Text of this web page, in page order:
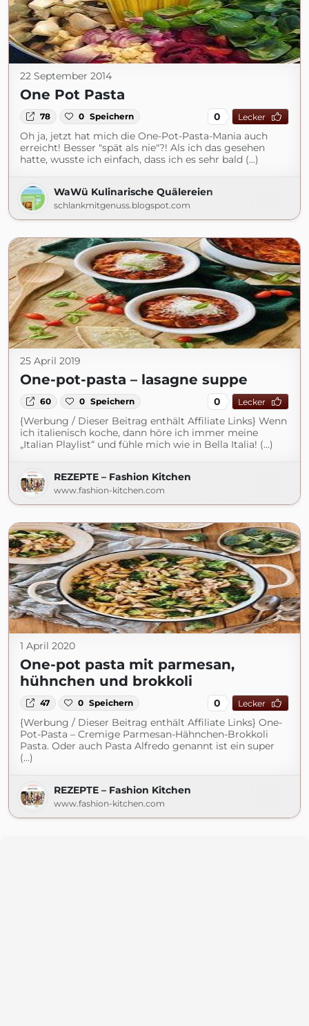
22 September 2014
One Pot Pasta
78 0 Speichern 0 Lecker
Oh ja, jetzt hat mich die One-Pot-Pasta-Mania auch
erreicht! Besser "spät als nie"?! Als ich das gesehen
hatte, wusste ich einfach, dass ich es sehr bald (...)
WaWü Kulinarische Quälereien
schlankmitgenuss.blogspot.com
25 April 2019
One-pot-pasta – lasagne suppe
60 0 Speichern 0 Lecker
{Werbung / Dieser Beitrag enthält Affiliate Links} Wenn
ich italienisch koche, dann höre ich immer meine
„Italian Playlist“ und fühle mich wie in Bella Italia! (...)
REZEPTE – Fashion Kitchen
www.fashion-kitchen.com
1 April 2020
One-pot pasta mit parmesan,
hühnchen und brokkoli
47 0 Speichern 0 Lecker
{Werbung / Dieser Beitrag enthält Affiliate Links} One-
Pot-Pasta – Cremige Parmesan-Hähnchen-Brokkoli
Pasta. Oder auch Pasta Alfredo genannt ist ein super
(...)
REZEPTE – Fashion Kitchen
www.fashion-kitchen.com